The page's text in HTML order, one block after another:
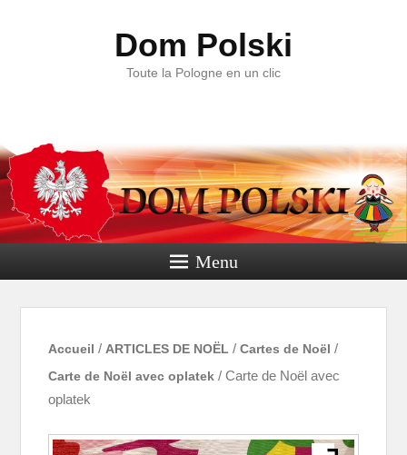
Dom Polski
Toute la Pologne en un clic
Menu
Accueil / ARTICLES DE NOËL /Cartes de Noël /
Carte de Noël avec oplatek / Carte de Noël avec
oplatek